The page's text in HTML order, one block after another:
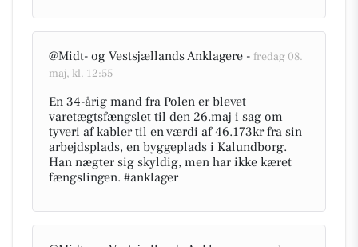
@Midt- og Vestsjællands Anklagere - fredag 08.
maj, kl. 12:55
En 34-årig mand fra Polen er blevet
varetægtsfængslet til den 26.maj i sag om
tyveri af kabler til en værdi af 46.173kr fra sin
arbejdsplads, en byggeplads i Kalundborg.
Han nægter sig skyldig, men har ikke kæret
fængslingen. #anklager